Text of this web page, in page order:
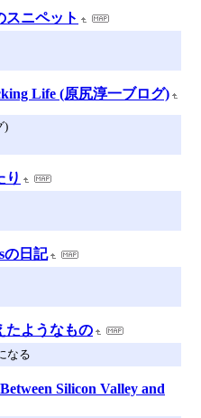
スニペット
Life (原尻淳一ブログ)
)
り
の日記
たようなもの
なる
Silicon Valley and